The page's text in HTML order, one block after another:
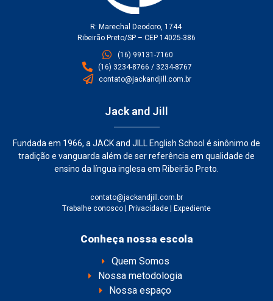
R: Marechal Deodoro, 1744
Ribeirão Preto/SP – CEP 14025-386
(16) 99131-7160
(16) 3234-8766 / 3234-8767
contato@jackandjill.com.br
Jack and Jill
Fundada em 1966, a JACK and JILL English School é sinônimo de
tradição e vanguarda além de ser referência em qualidade de
ensino da língua inglesa em Ribeirão Preto.
contato@jackandjill.com.br
Trabalhe conosco | Privacidade | Expediente
Conheça nossa escola
Quem Somos
Nossa metodologia
Nossa espaço